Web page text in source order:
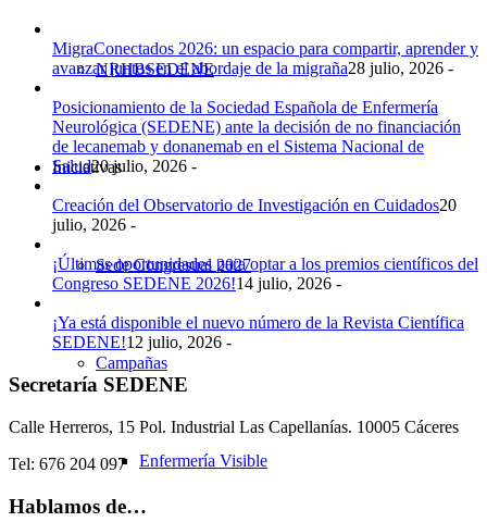
NRHBSEDENE
Iniciativas
Sede Congresual 2027
Campañas
Enfermería Visible
MigraConectados 2026: un espacio para compartir, aprender y
avanzar juntos en el abordaje de la migraña28 julio, 2026 -
Posicionamiento de la Sociedad Española de Enfermería
Neurológica (SEDENE) ante la decisión de no financiación
de lecanemab y donanemab en el Sistema Nacional de
Salud20 julio, 2026 -
Creación del Observatorio de Investigación en Cuidados20
julio, 2026 -
¡Últimas oportunidades para optar a los premios científicos del
Congreso SEDENE 2026!14 julio, 2026 -
¡Ya está disponible el nuevo número de la Revista Científica
SEDENE!12 julio, 2026 -
Secretaría SEDENE
Calle Herreros, 15 Pol. Industrial Las Capellanías. 10005 Cáceres
Tel: 676 204 097
Hablamos de…